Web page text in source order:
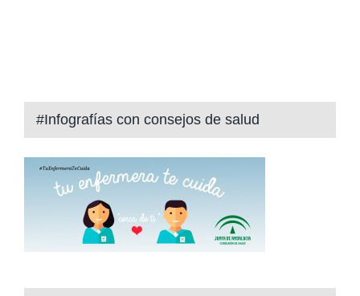
#Infografías con consejos de salud